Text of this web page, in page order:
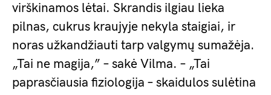
virškinamos lėtai. Skrandis ilgiau lieka
pilnas, cukrus kraujyje nekyla staigiai, ir
noras užkandžiauti tarp valgymų sumažėja.
„Tai ne magija,” – sakė Vilma. – „Tai
paprasčiausia fiziologija – skaidulos sulėtina